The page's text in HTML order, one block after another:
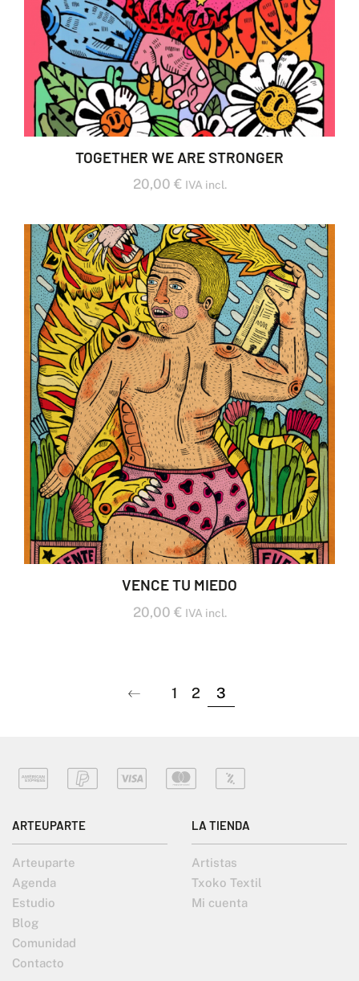
TOGETHER WE ARE STRONGER
20,00 € IVA incl.
VENCE TU MIEDO
20,00 € IVA incl.
1 2 3
ARTEUPARTE
Arteuparte
Agenda
Estudio
Blog
Comunidad
Contacto
LA TIENDA
Artistas
Txoko Textil
Mi cuenta